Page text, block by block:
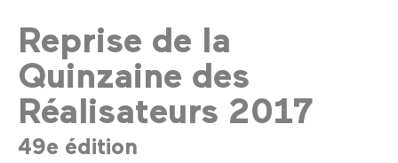
Reprise de la
Quinzaine des
Réalisateurs 2017
49e édition